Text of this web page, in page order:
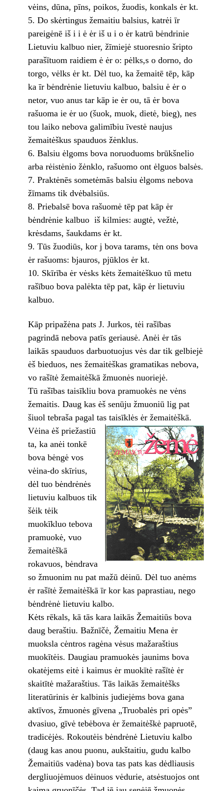
vėins, dūna, pīns, poikos, žuodis, konkals ėr kt.
Do skėrtingus žemaitiu balsius, katrėi īr
pareigėnē iš i i ė ėr iš u i o ėr katrū bėndrinie
Lietuviu kalbuo nier, žīmiejė stuoresnio šripto
parašītuom raidiem ė ėr o: pėlks,s o dorno, do
torgo, vėlks ėr kt. Dėl tuo, ka žemaitē tēp, kāp
ka īr bėndrėnie lietuviu kalbuo, balsiu ė ėr o
netor, vuo anus tar kāp ie ėr ou, tā ėr bova
rašuoma ie ėr uo (šuok, muok, dietė, bieg), nes
tou laiko nebova galimībiu īvestė naujus
žemaitėškus spauduos žėnklus.
Balsiu ėlgoms bova noruoduoms brūkšnelio
arba rėistėnio žėnklo, rašuomo ont ėlguos balsės.
Praktėnēs sometėmās balsiu ėlgoms nebova
žīmams tik dvėbalsiūs.
Priebalsē bova rašuomė tēp pat kāp ėr
bėndrėnie kalbuo ­ iš kilmies: augtė, vežtė,
krėsdams, šaukdams ėr kt.
Tūs žuodiūs, kor j bova tarams, tėn ons bova
ėr rašuoms: bjauros, pjūklos ėr kt.
Skīrība ėr vėsks kėts žemaitėškuo tū metu
rašībuo bova palėkta tēp pat, kāp ėr lietuviu
kalbuo.
Kāp pripažėna pats J. Jurkos, tėi rašības
pagrindā nebova patīs geriausė. Anėi ėr tās
laikās spauduos darbuotuojus vės dar tik gelbiejė
ėš bieduos, nes žemaitėškas gramatikas nebova,
vo rašītė žemaitėškā žmuonės nuoriejė.
Tū rašības taisīkliu bova pramuokės ne vėns
žemaitis. Daug kas ėš senūju žmuoniū lig pat
šiuol tebraša pagal tas taisīklės ėr žemaitėškā.
Vėina ėš priežastiū
ta, ka anėi tonkē
bova bėngė vos
vėina-do skīrius,
dėl tuo bėndrėnės
lietuviu kalbuos tik
šėik tėik
muokīkluo tebova
pramuokė, vuo
žemaitėškā
rokavuos, bėndrava
so žmuonim nu pat mažū dėinū. Dėl tuo anėms
ėr rašītė žemaitėškā īr kor kas paprastiau, nego
bėndrėnė lietuviu kalbo.
Kėts rēkals, kā tās kara laikās Žemaitiūs bova
daug beraštiu. Bažnīčė, Žemaitiu Mena ėr
muoksla cėntros ragėna vėsus mažaraštius
muokītėis. Daugiau pramuokės jaunims bova
okatėjems eitė i kaimus ėr muokītė rašītė ėr
skaitītė mažaraštius. Tās laikās žemaitėšks
literatūrinis ėr kalbinis judiejėms bova gana
aktīvos, žmuonės gīvena „Truobalės pri opės”
dvasiuo, gīvė tebėbova ėr žemaitėškė papruotē,
tradicėjės. Rokoutėis bėndrėnė Lietuviu kalbo
(daug kas anou puonu, aukštaitiu, gudu kalbo
Žemaitiūs vadėna) bova tas pats kas dėdliausis
dergliuojėmuos dėinuos vėdurie, atsėstuojos ont